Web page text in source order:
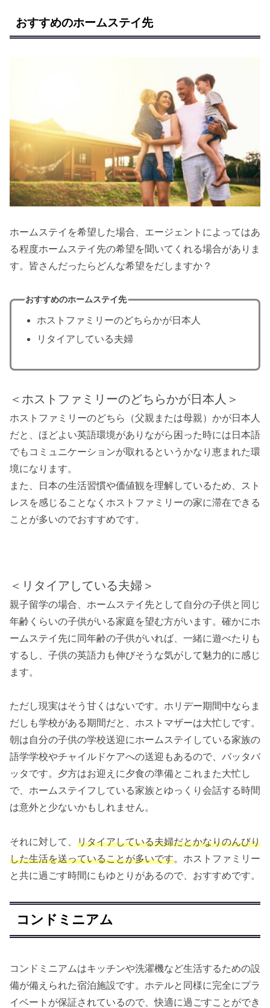
おすすめのホームステイ先
ホームステイを希望した場合、エージェントによってはあ
る程度ホームステイ先の希望を聞いてくれる場合がありま
す。皆さんだったらどんな希望をだしますか？
おすすめのホームステイ先
ホストファミリーのどちらかが日本人
リタイアしている夫婦
＜ホストファミリーのどちらかが日本人＞
ホストファミリーのどちら（父親または母親）かが日本人
だと、ほどよい英語環境がありながら困った時には日本語
でもコミュニケーションが取れるというかなり恵まれた環
境になります。
また、日本の生活習慣や価値観を理解しているため、スト
レスを感じることなくホストファミリーの家に滞在できる
ことが多いのでおすすめです。
＜リタイアしている夫婦＞
親子留学の場合、ホームステイ先として自分の子供と同じ
年齢くらいの子供がいる家庭を望む方がいます。確かにホ
ームステイ先に同年齢の子供がいれば、一緒に遊べたりも
するし、子供の英語力も伸びそうな気がして魅力的に感じ
ます。
ただし現実はそう甘くはないです。ホリデー期間中ならま
だしも学校がある期間だと、ホストマザーは大忙しです。
朝は自分の子供の学校送迎にホームステイしている家族の
語学学校やチャイルドケアへの送迎もあるので、バッタバ
ッタです。夕方はお迎えに夕食の準備とこれまた大忙し
で、ホームステイフしている家族とゆっくり会話する時間
は意外と少ないかもしれません。
それに対して、 リタイアしている夫婦だとかなりのんびり
した生活を送っていることが多いです。ホストファミリー
と共に過ごす時間にもゆとりがあるので、おすすめです。
コンドミニアム
コンドミニアムはキッチンや洗濯機など生活するための設
備が備えられた宿泊施設です。ホテルと同様に完全にプラ
イベートが保証されているので、快適に過ごすことができ